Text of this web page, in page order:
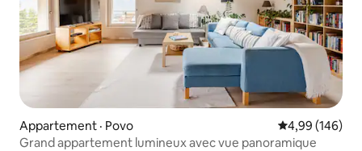
Appartement · Povo Note
4,99 (146)
Grand appartement lumineux avec vue panoramique